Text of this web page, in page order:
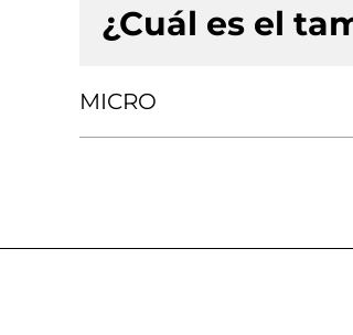
¿Cuál es el
MICRO